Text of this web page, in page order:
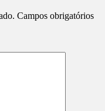
Campos obrigatórios